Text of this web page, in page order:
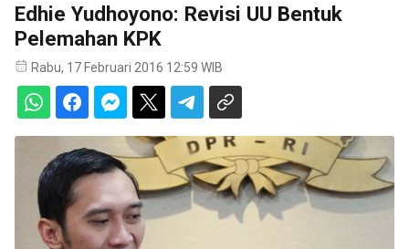
Edhie Yudhoyono: Revisi UU Bentuk
Pelemahan KPK
Rabu, 17 Februari 2016 12:59 WIB